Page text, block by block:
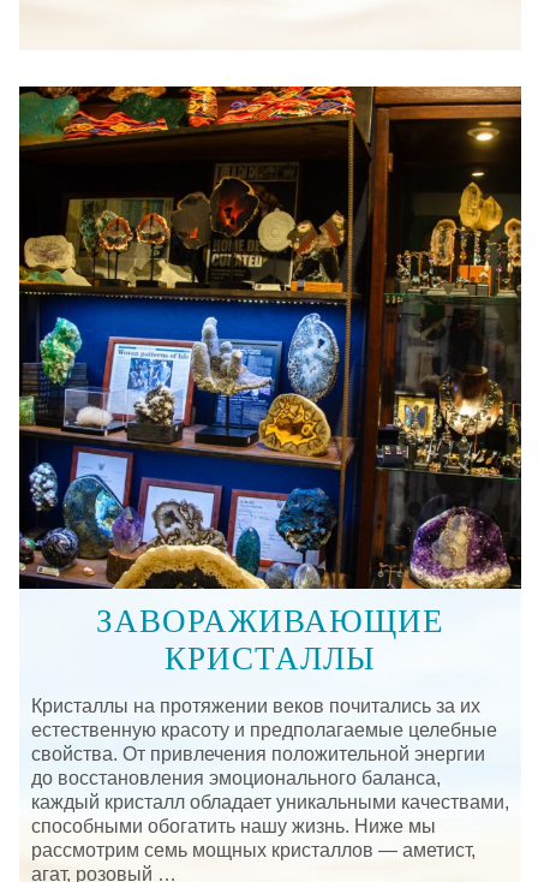
ЗАВОРАЖИВАЮЩИЕ
КРИСТАЛЛЫ
Кристаллы на протяжении веков почитались за их
естественную красоту и предполагаемые целебные
свойства. От привлечения положительной энергии
до восстановления эмоционального баланса,
каждый кристалл обладает уникальными качествами,
способными обогатить нашу жизнь. Ниже мы
рассмотрим семь мощных кристаллов — аметист,
агат, розовый …